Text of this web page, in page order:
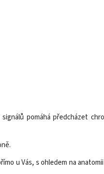
pomáhá předcházet
u Vás, s ohledem na